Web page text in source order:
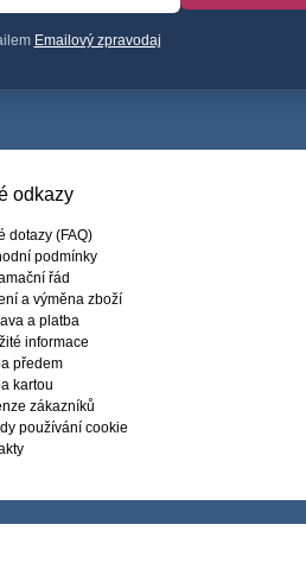
Emailový zpravodaj
odkazy
dotazy (FAQ)
podmínky
řád
a výměna zboží
a platba
informace
předem
kartou
zákazníků
používání cookie